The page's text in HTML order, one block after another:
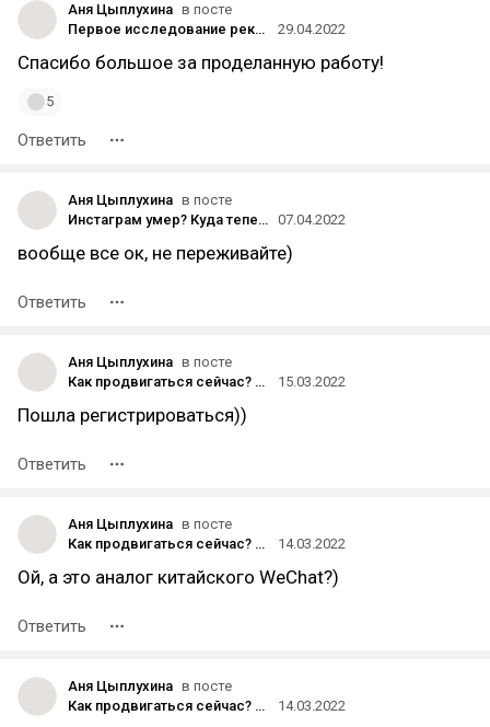
Аня Цыплухина в посте
Первое исследование рекламы в подкастах в России: популярные форматы, рекламодатели и отношение аудитории
29.04.2022
Спасибо большое за проделанную работу!
5
Ответить
Аня Цыплухина в посте
Инстаграм умер? Куда теперь идти с личным брендом и нужен ли он вообще? 07.04.2022
вообще все ок, не переживайте)
Ответить
Аня Цыплухина в посте
Как продвигаться сейчас? Инстаграм закрывают, ТикТок уже закрыт, на очереди Ютуб…
15.03.2022
Пошла регистрироваться))
Ответить
Аня Цыплухина в посте
Как продвигаться сейчас? Инстаграм закрывают, ТикТок уже закрыт, на очереди Ютуб…
14.03.2022
Ой, а это аналог китайского WeChat?)
Ответить
Аня Цыплухина в посте
Как продвигаться сейчас? Инстаграм закрывают, ТикТок уже закрыт, на очереди Ютуб…
14.03.2022